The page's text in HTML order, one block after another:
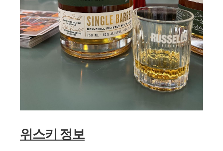
위스키 정보